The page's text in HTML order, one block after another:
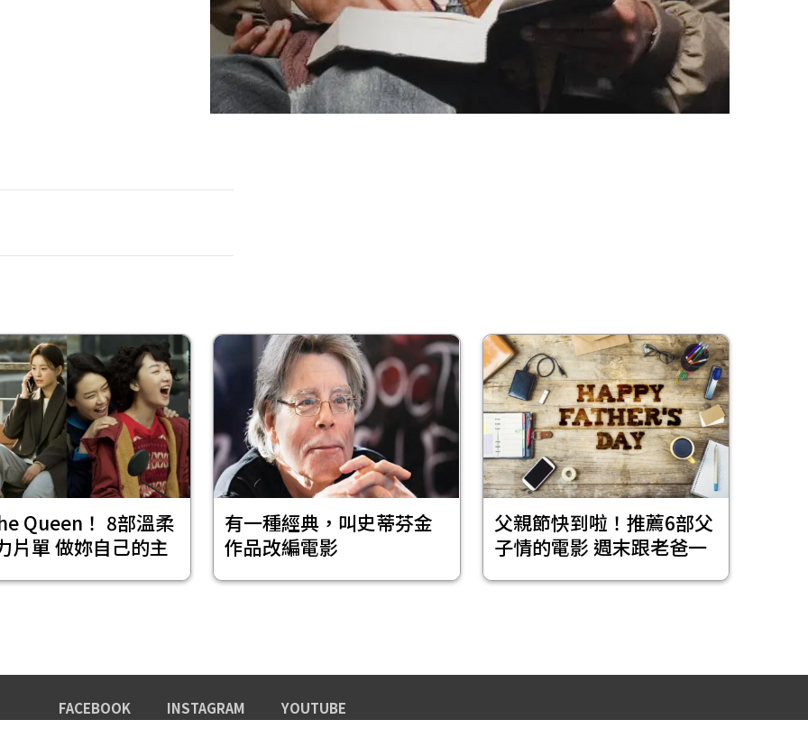
Queen！ 8部溫柔
片單 做妳自己的主
有一種經典，叫史蒂芬金
作品改編電影
父親節快到啦！推薦6部父
子情的電影 週末跟老爸一
FACEBOOK INSTAGRAM YOUTUBE